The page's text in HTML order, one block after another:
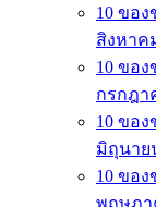
10 ขอ
สิงหาค
10 ขอ
กรกฎา
10 ขอ
มิถุนาย
10 ขอ
พฤษภา